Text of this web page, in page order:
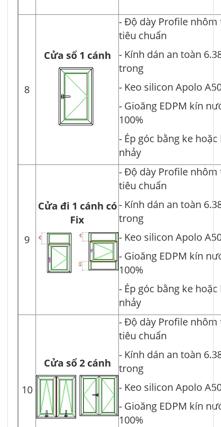
8
Cửa sổ 1 cánh
- Độ dày Profile nhôm
tiêu chuẩn
- Kính dán an toàn
trong
- Keo silicon Apolo
- Gioăng EDPM kín
100%
- Ép góc bằng ke hoặc
nhảy
9
Cửa đi 1 cánh có
Fix
- Độ dày Profile nhôm
tiêu chuẩn
- Kính dán an toàn
trong
- Keo silicon Apolo
- Gioăng EDPM kín
100%
- Ép góc bằng ke hoặc
nhảy
10
Cửa sổ 2 cánh
- Độ dày Profile nhôm
tiêu chuẩn
- Kính dán an toàn
trong
- Keo silicon Apolo
- Gioăng EDPM kín
100%